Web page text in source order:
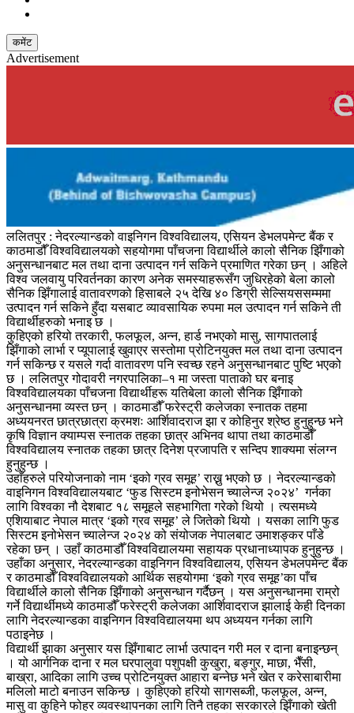
कमेंट
Advertisement
ललितपुर : नेदरल्यान्डको वाइनिगन विश्वविद्यालय, एसियन डेभलपमेन्ट बैंक र
काठमाडौँ विश्वविद्यालयको सहयोगमा पाँचजना विद्यार्थीले कालो सैनिक झिँगाको
अनुसन्धानबाट मल तथा दाना उत्पादन गर्न सकिने प्रमाणित गरेका छन् । अहिले
विश्व जलवायु परिवर्तनका कारण अनेक समस्याहरूसँग जुधिरहेको बेला कालो
सैनिक झिँगालाई वातावरणको हिसाबले २५ देखि ४० डिग्री सेल्सियससम्ममा
उत्पादन गर्न सकिने हुँदा यसबाट व्यावसायिक रुपमा मल उत्पादन गर्न सकिने ती
विद्यार्थीहरुको भनाइ छ ।
कुहिएको हरियो तरकारी, फलफूल, अन्न, हार्ड नभएको मासु, सागपातलाई
झिँगाको लार्भा र प्यूपालाई खुवाएर सस्तोमा प्रोटिनयुक्त मल तथा दाना उत्पादन
गर्न सकिन्छ र यसले गर्दा वातावरण पनि स्वच्छ रहने अनुसन्धानबाट पुष्टि भएको
छ । ललितपुर गोदावरी नगरपालिका–१ मा जस्ता पाताको घर बनाइ
विश्वविद्यालयका पाँचजना विद्यार्थीहरू यतिबेला कालो सैनिक झिँगाको
अनुसन्धानमा व्यस्त छन् । काठमाडौँ फरेस्ट्री कलेजका स्नातक तहमा
अध्ययनरत छात्रछात्रा क्रमशः आर्शिवादराज झा र कोहिनुर श्रेष्ठ हुनुहुन्छ भने
कृषि विज्ञान क्याम्पस स्नातक तहका छात्र अभिनव थापा तथा काठमाडौँ
विश्वविद्यालय स्नातक तहका छात्र दिनेश प्रजापति र सन्दिप शाक्यमा संलग्न
हुनुहुन्छ ।
उहाँहरुले परियोजनाको नाम ‘इको ग्रव समूह’ राख्नु भएको छ । नेदरल्यान्डको
वाइनिगन विश्वविद्यालयबाट ‘फुड सिस्टम इनोभेसन च्यालेन्ज २०२४’ गर्नका
लागि विश्वका नौ देशबाट १८ समूहले सहभागिता गरेको थियो । त्यसमध्ये
एशियाबाट नेपाल मात्र ‘इको ग्रव समूह’ ले जितेको थियो । यसका लागि फुड
सिस्टम इनोभेसन च्यालेन्ज २०२४ को संयोजक नेपालबाट उमाशङ्कर पाँडे
रहेका छन् । उहाँ काठमाडौँ विश्वविद्यालयमा सहायक प्रधानाध्यापक हुनुहुन्छ ।
उहाँका अनुसार, नेदरल्यान्डका वाइनिगन विश्वविद्यालय, एसियन डेभलपमेन्ट बैंक
र काठमाडौँ विश्वविद्यालयको आर्थिक सहयोगमा ‘इको ग्रव समूह’का पाँच
विद्यार्थीले कालो सैनिक झिँगाको अनुसन्धान गर्दैछन् । यस अनुसन्धानमा राम्रो
गर्ने विद्यार्थीमध्ये काठमाडौँ फरेस्ट्री कलेजका आर्शिवादराज झालाई केही दिनका
लागि नेदरल्यान्डका वाइनिगन विश्वविद्यालयमा थप अध्ययन गर्नका लागि
पठाइनेछ ।
विद्यार्थी झाका अनुसार यस झिँगाबाट लार्भा उत्पादन गरी मल र दाना बनाइन्छन्
। यो आर्गनिक दाना र मल घरपालुवा पशुपक्षी कुखुरा, बङ्गुर, माछा, भैँसी,
बाख्रा, आदिका लागि उच्च प्रोटिनयुक्त आहारा बन्नेछ भने खेत र करेसाबारीमा
मलिलो माटो बनाउन सकिन्छ । कुहिएको हरियो सागसब्जी, फलफूल, अन्न,
मासु वा कुहिने फोहर व्यवस्थापनका लागि तिनै तहका सरकारले झिँगाको खेती